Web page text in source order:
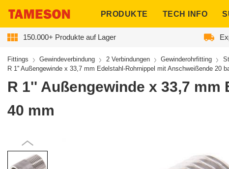
PRODUKTE TECH INFO
150.000+ Produkte auf Lager
Fittings Gewindeverbindung 2 Verbindungen Gewinderohrfitting
R 1'' Außengewinde x 33,7 mm Edelstahl-Rohrnippel mit Anschweißende 20
R 1'' Außengewinde x 33,7
40 mm